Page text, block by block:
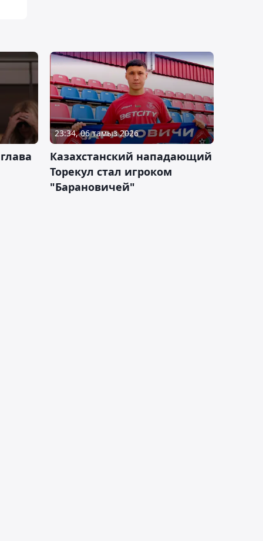
23:34, 06 тамыз 2026
Казахстанский нападающий
Торекул стал игроком
"Барановичей"